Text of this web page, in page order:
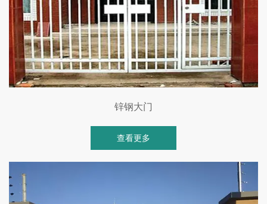
锌钢大门
查看更多